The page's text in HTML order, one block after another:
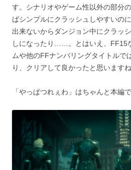
す。シナリオやゲーム性以外の部分
ばシンプルにクラッシュしやすいの
出来ないからダンジョン中にクラッ
しになったり……。とはいえ、FF15
ムや他のFFナンバリングタイトルで
り、クリアして良かったと思いますね
「やっぱつれぇわ」はちゃんと本編